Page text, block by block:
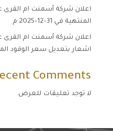
اعلان شركة أسمنت ام القرى
المنتهية في 31-12-2025 م
اعلان شركة أسمنت ام القرى
اشعار بتعديل سعر الوقود
Comments
لا توجد تعليقات للعرض.